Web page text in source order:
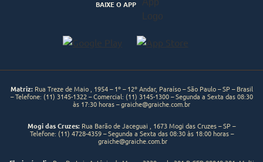
BAIXE O APP
Matriz:Rua Treze de Maio , 1954 – 1º – 12º Andar, Paraíso – São Paulo – SP – Brasil
– Telefone: (11) 3145-1322 – Comercial: (11) 3145-1300– Segunda a Sexta das 08:30
às 17:30 horas –graiche@graiche.com.br
Mogi das Cruzes: Rua Barão de Jaceguai , 1673 Mogi das Cruzes – SP –
Telefone: (11) 4728-4359– Segunda a Sexta das 08:30 às 18:00 horas –
graiche@graiche.com.br